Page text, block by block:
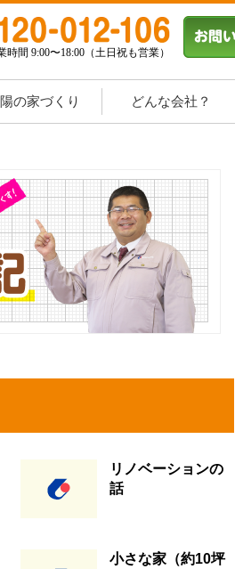
時間 9:00〜18:00（土日祝も営業）
の家づくり どんな会社？
リノベーションの
話
小さな家（約10坪